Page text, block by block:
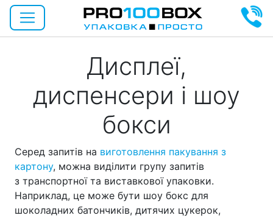
Дисплеї,
диспенсери і шоу
бокси
Серед запитів на виготовлення пакування з
картону, можна виділити групу запитів
з транспортної та виставкової упаковки.
Наприклад, це може бути шоу бокс для
шоколадних батончиків, дитячих цукерок,